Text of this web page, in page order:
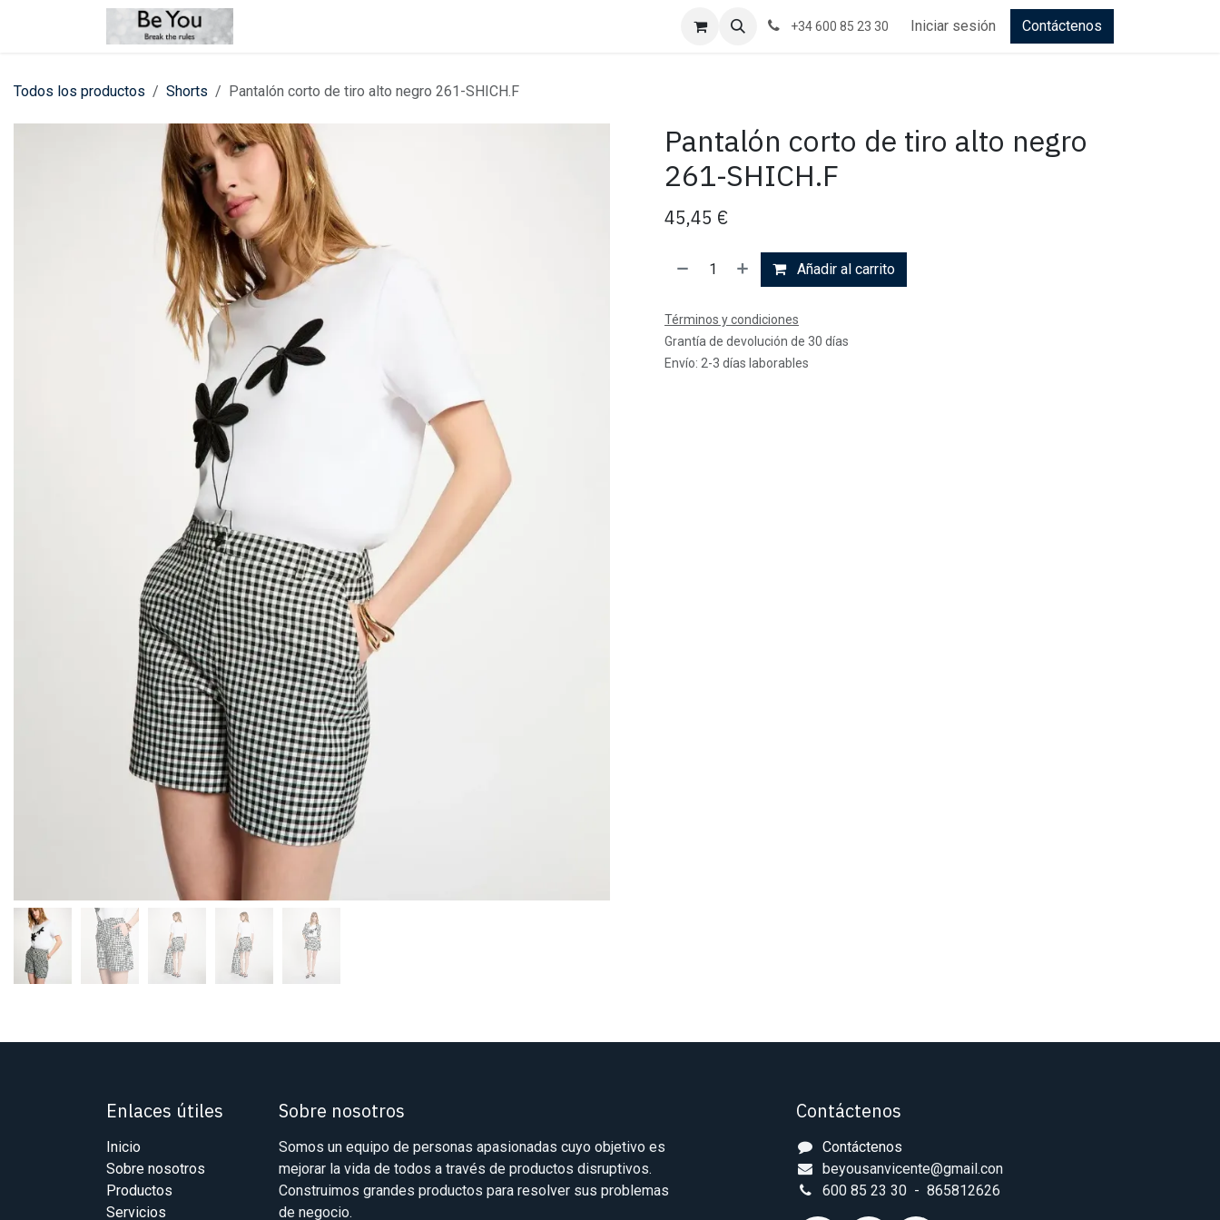
+34 600 85 23 30 Iniciar sesión Contáctenos
Todos los productos Shorts Pantalón corto de tiro alto negro 261-SHICH.F
Pantalón corto de tiro alto negro
261-SHICH.F
45,45 €
Añadir al carrito
Términos y condiciones
Grantía de devolución de 30 días
Envío: 2-3 días laborables
Enlaces útiles
Inicio
Sobre nosotros
Productos
Servicios
Sobre nosotros
Somos un equipo de personas apasionadas cuyo objetivo es
mejorar la vida de todos a través de productos disruptivos.
Construimos grandes productos para resolver sus problemas
de negocio.
Contáctenos
Contáctenos
beyousanvicente@gmail.con
600 85 23 30 - 865812626